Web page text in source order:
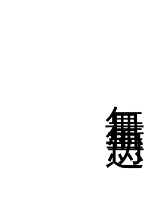
四字熟語
一覧表示
四字熟語
一覧表示